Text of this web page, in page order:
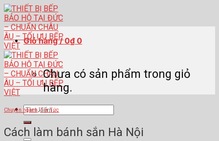
Skip
to
content
Tìm
kiếm:
Giỏ hàng /0₫ 0
Chưa có sản phẩm trong giỏ
hàng.
Chuyên ngành,Tin Tức
Cách làm bánh sắn Hà Nội